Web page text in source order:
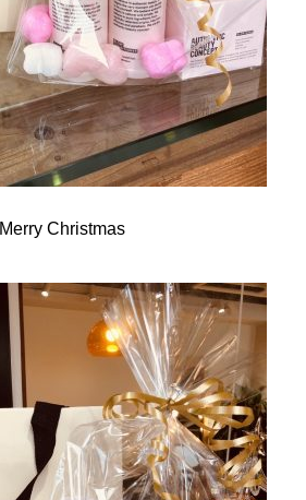
Merry Christmas